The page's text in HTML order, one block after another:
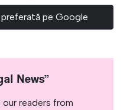
pe Google
News”
readers from